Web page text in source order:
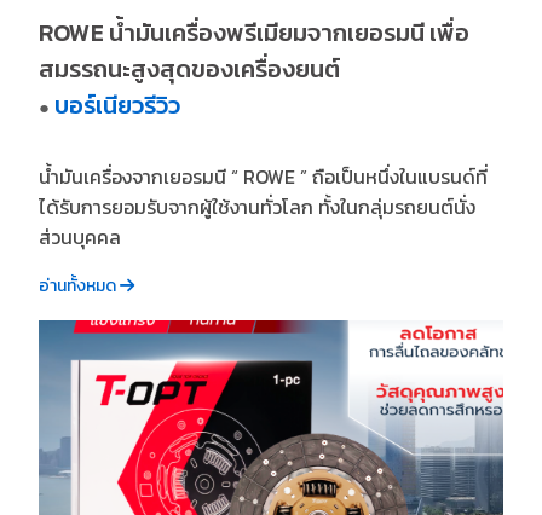
ROWE น้ำมันเครื่องพรีเมียมจากเยอรมนี เพื่อ
สมรรถนะสูงสุดของเครื่องยนต์
● บอร์เนียวรีวิว
น้ำมันเครื่องจากเยอรมนี “ ROWE ” ถือเป็นหนึ่งในแบรนด์ที่
ได้รับการยอมรับจากผู้ใช้งานทั่วโลก ทั้งในกลุ่มรถยนต์นั่ง
ส่วนบุคคล
อ่านทั้งหมด